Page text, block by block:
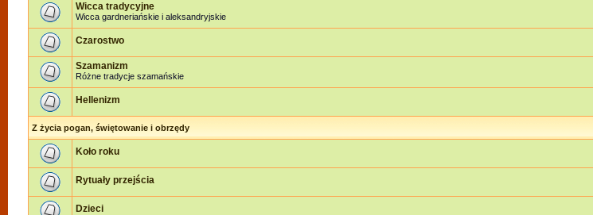
Wicca tradycyjne
Wicca gardneriańskie i aleksandryjskie
Czarostwo
Szamanizm
Różne tradycje szamańskie
Hellenizm
Z życia pogan, świętowanie i obrzędy
Koło roku
Rytuały przejścia
Dzieci